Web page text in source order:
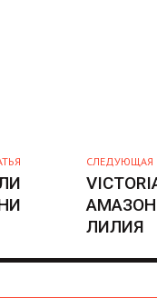
СЛЕДУЮЩАЯ
ЛИЛИЯ